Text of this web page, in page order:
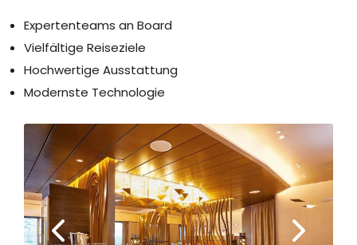
Expertenteams an Board
Vielfältige Reiseziele
Hochwertige Ausstattung
Modernste Technologie